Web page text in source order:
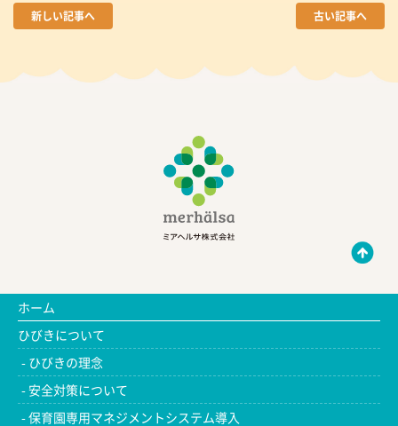
新しい記事へ 古い記事へ
ホーム
ひびきについて
ひびきの理念
安全対策について
保育園専用マネジメントシステム導入